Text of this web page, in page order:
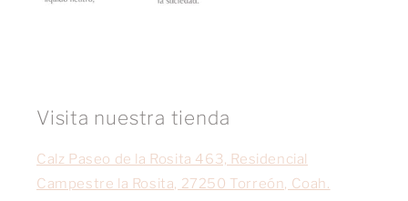
Visita nuestra tienda
Calz Paseo de la Rosita 463, Residencial
Campestre la Rosita, 27250 Torreón, Coah.